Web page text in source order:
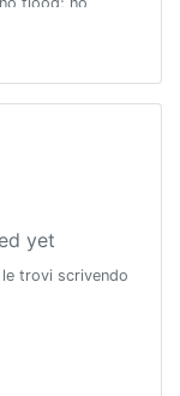
di
yet
trovi scrivendo